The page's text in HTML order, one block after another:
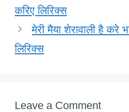
o
k
करिए लिरिक्स
मेरी मैया शेरावाली है करे
लिरिक्स
Leave a Comment